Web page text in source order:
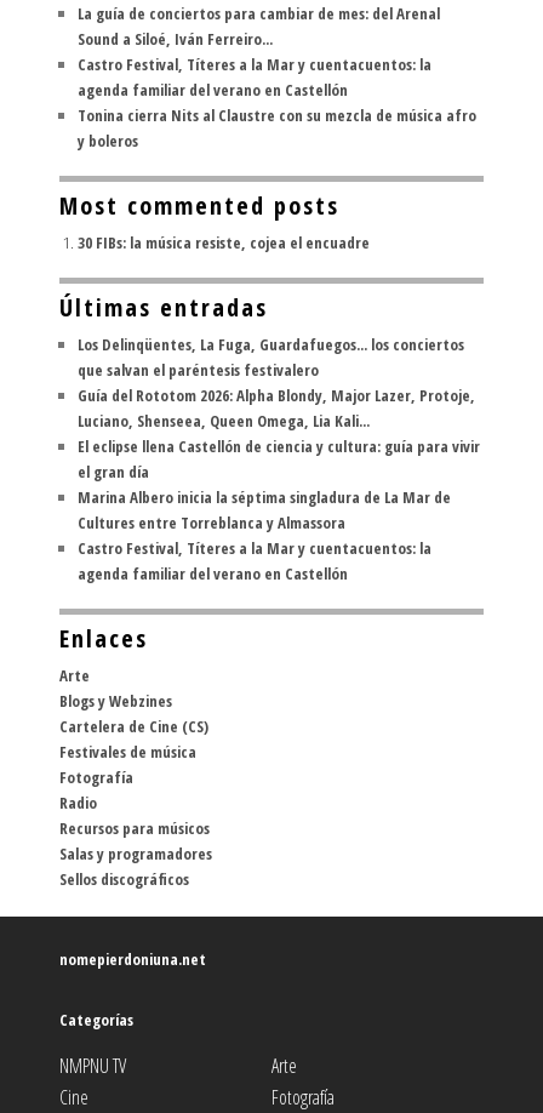
La guía de conciertos para cambiar de mes: del Arenal
Sound a Siloé, Iván Ferreiro...
Castro Festival, Títeres a la Mar y cuentacuentos: la
agenda familiar del verano en Castellón
Tonina cierra Nits al Claustre con su mezcla de música afro
y boleros
Most commented posts
30 FIBs: la música resiste, cojea el encuadre
Últimas entradas
Los Delinqüentes, La Fuga, Guardafuegos... los conciertos
que salvan el paréntesis festivalero
Guía del Rototom 2026: Alpha Blondy, Major Lazer, Protoje,
Luciano, Shenseea, Queen Omega, Lia Kali...
El eclipse llena Castellón de ciencia y cultura: guía para vivir
el gran día
Marina Albero inicia la séptima singladura de La Mar de
Cultures entre Torreblanca y Almassora
Castro Festival, Títeres a la Mar y cuentacuentos: la
agenda familiar del verano en Castellón
Enlaces
Arte
Blogs y Webzines
Cartelera de Cine (CS)
Festivales de música
Fotografía
Radio
Recursos para músicos
Salas y programadores
Sellos discográficos
nomepierdoniuna.net
Categorías
NMPNU TV
Arte
Cine
Fotografía